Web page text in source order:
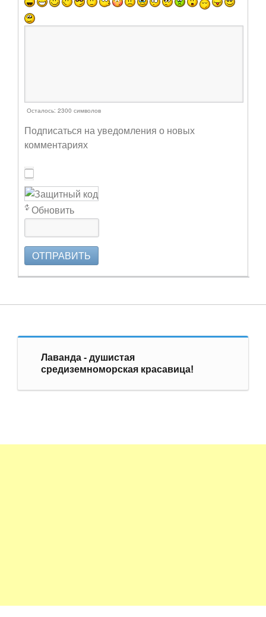
Осталось: 2300 символов
Подписаться на уведомления о новых
комментариях
Обновить
ОТПРАВИТЬ
Лаванда - душистая
средиземноморская красавица!